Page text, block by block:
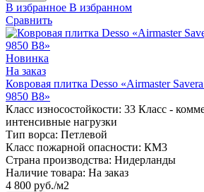
В избранное В избранном
Сравнить
Новинка
На заказ
Ковровая плитка Desso «Airmaster
9850 B8»
Класс износостойкости: 33 Класс -
интенсивные нагрузки
Тип ворса: Петлевой
Класс пожарной опасности: КМ3
Страна производства: Нидерланды
Наличие товара: На заказ
4 800 руб./м2